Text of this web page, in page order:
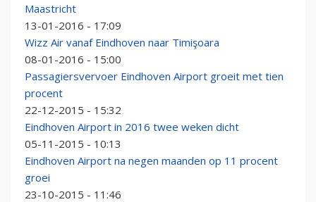
Maastricht
13-01-2016 - 17:09
Wizz Air vanaf Eindhoven naar Timişoara
08-01-2016 - 15:00
Passagiersvervoer Eindhoven Airport groeit met tien
procent
22-12-2015 - 15:32
Eindhoven Airport in 2016 twee weken dicht
05-11-2015 - 10:13
Eindhoven Airport na negen maanden op 11 procent
groei
23-10-2015 - 11:46